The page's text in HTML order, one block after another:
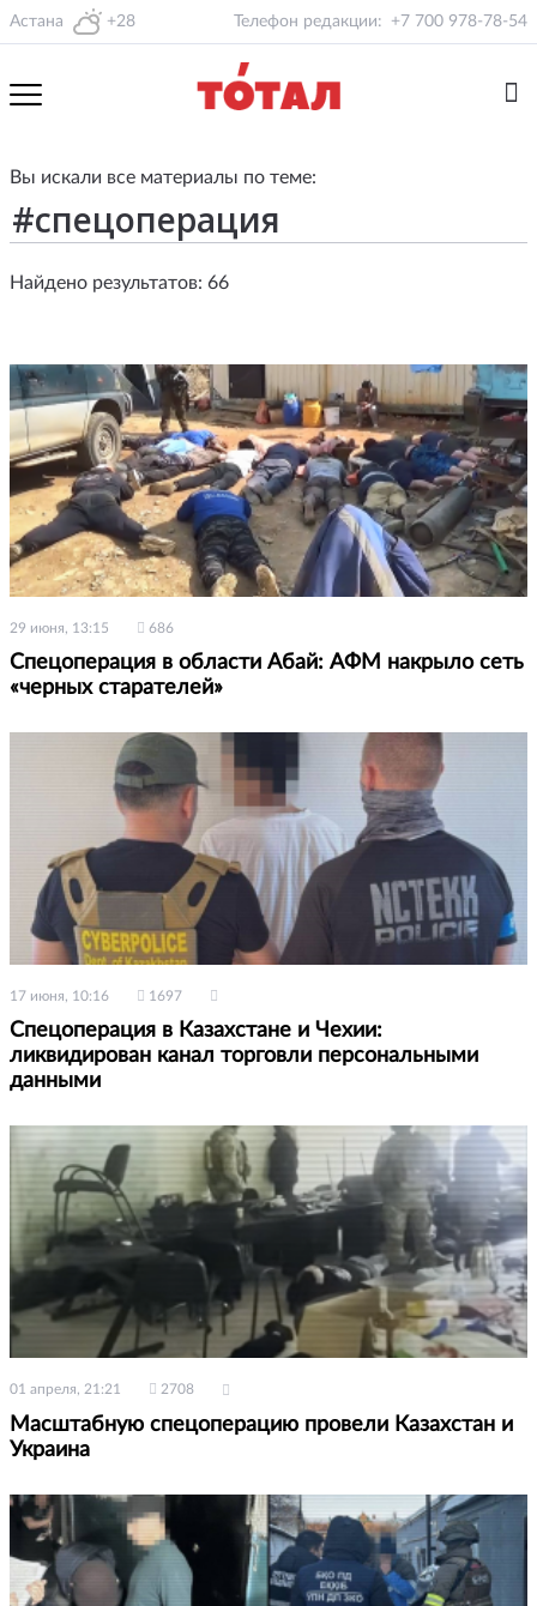
Астана +28 Телефон редакции: +7 700 978-78-54
Вы искали все материалы по теме:
Найдено результатов: 66
29 июня, 13:15 686
Спецоперация в области Абай: АФМ накрыло сеть
«черных старателей»
17 июня, 10:16 1697
Спецоперация в Казахстане и Чехии:
ликвидирован канал торговли персональными
данными
01 апреля, 21:21 2708
Масштабную спецоперацию провели Казахстан и
Украина